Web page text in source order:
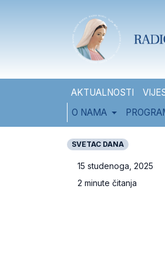
AKTUALNOSTI
O NAMA
SVETAC DANA
15 studenoga, 2025
2 minute čitanja